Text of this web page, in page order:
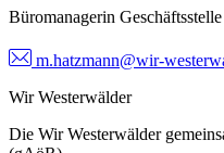
Büromanagerin
m.hatzmann@wir-
Wir Westerwälder
Die Wir Westerwälder